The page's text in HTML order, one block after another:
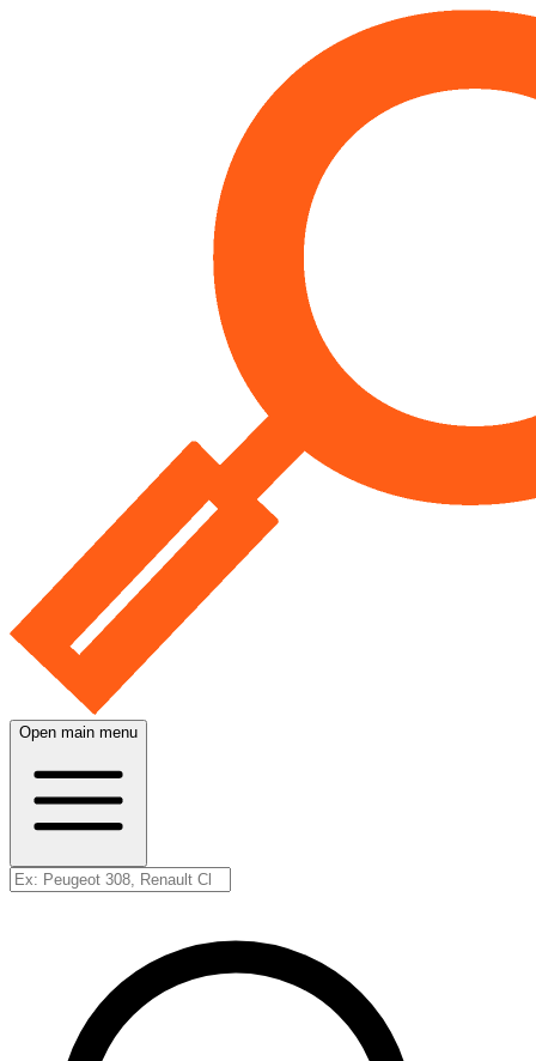
Open main menu